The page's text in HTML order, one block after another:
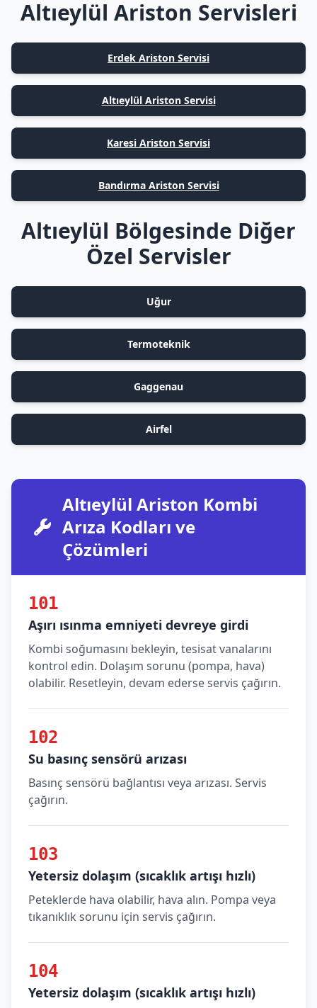
Altıeylül Ariston Servisleri
Erdek Ariston Servisi
Altıeylül Ariston Servisi
Karesi Ariston Servisi
Bandırma Ariston Servisi
Altıeylül Bölgesinde Diğer
Özel Servisler
Uğur
Termoteknik
Gaggenau
Airfel
Altıeylül Ariston Kombi
Arıza Kodları ve
Çözümleri
101
Aşırı ısınma emniyeti devreye girdi
Kombi soğumasını bekleyin, tesisat vanalarını
kontrol edin. Dolaşım sorunu (pompa, hava)
olabilir. Resetleyin, devam ederse servis çağırın.
102
Su basınç sensörü arızası
Basınç sensörü bağlantısı veya arızası. Servis
çağırın.
103
Yetersiz dolaşım (sıcaklık artışı hızlı)
Peteklerde hava olabilir, hava alın. Pompa veya
tıkanıklık sorunu için servis çağırın.
104
Yetersiz dolaşım (sıcaklık artışı hızlı)